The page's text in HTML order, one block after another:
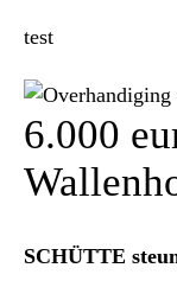
test
6.000
SCHÜTTE